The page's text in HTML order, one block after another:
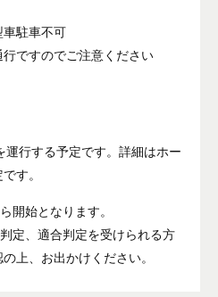
駐車不可
ですのでご注意ください
運行する予定です。詳細はホー
す。
開始となります。
定、適合判定を受けられる方
上、お出かけください。